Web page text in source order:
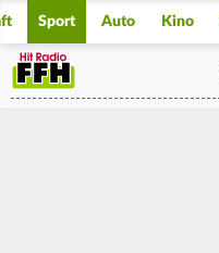
Sport Auto Kino